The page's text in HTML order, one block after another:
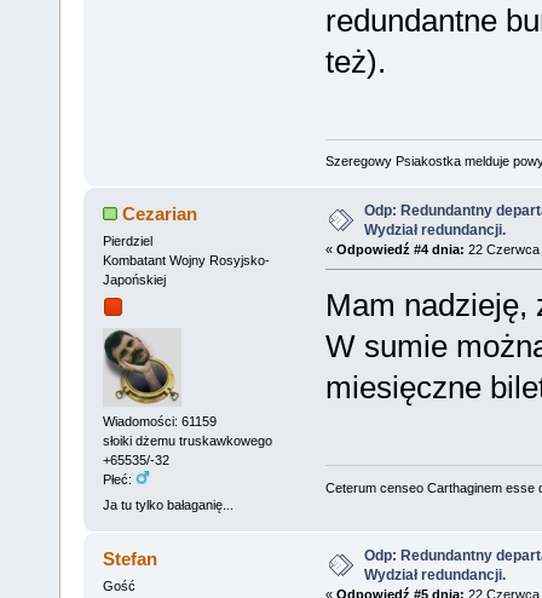
redundantne
też).
Szeregowy Psiakostka melduje
Cezarian
Pierdziel
Kombatant Wojny Rosyjsko-
Japońskiej
Wiadomości: 61159
słoiki dżemu truskawkowego
+65535/-32
Płeć:
Ja tu tylko bałaganię...
Odp: Redundantny
Wydział redundancji.
« Odpowiedź #4 dnia: 22 Czerwca
Mam nadzieję,
W sumie
miesięczne
Ceterum censeo Carthaginem esse
Stefan
Gość
Odp: Redundantny
Wydział redundancji.
« Odpowiedź #5 dnia: 22 Czerwca